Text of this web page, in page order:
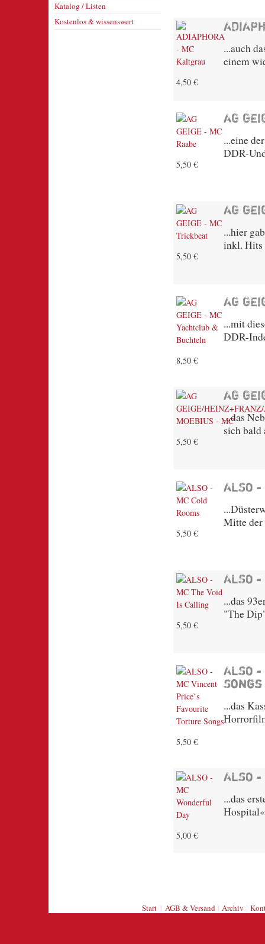
Katalog / Listen
Kostenlos & wissenswert
4,50 €
...auch
einem
5,50 €
AG
...eine
DDR-
5,50 €
AG
...hier
inkl. Hits
8,50 €
AG
...mit
DDR-
5,50 €
AG
...das
sich
5,50 €
ALSO
Mitte der
5,50 €
ALSO
...das
"The
5,50 €
ALSO
Songs
...das
5,00 €
ALSO
...das
Start|| AGB & Versand| Archiv |